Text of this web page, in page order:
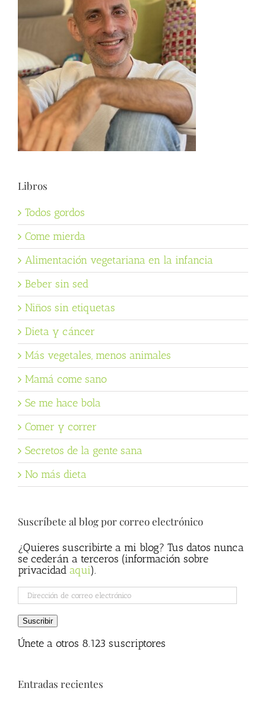
Libros
Todos gordos
Come mierda
Alimentación vegetariana en la infancia
Beber sin sed
Niños sin etiquetas
Dieta y cáncer
Más vegetales, menos animales
Mamá come sano
Se me hace bola
Comer y correr
Secretos de la gente sana
No más dieta
Suscríbete al blog por correo electrónico
¿Quieres suscribirte a mi blog? Tus datos nunca
se cederán a terceros (información sobre
privacidad aqui).
Dirección
de
correo
electrónico
Suscribir
Únete a otros 8.123 suscriptores
Entradas recientes